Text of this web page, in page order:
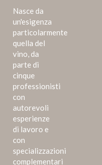
Nasce da
un'esigenza
particolarmente
quella del
vino, da
parte di
cinque
professionisti
con
autorevoli
esperienze
di lavoro e
con
specializzazioni
complementari